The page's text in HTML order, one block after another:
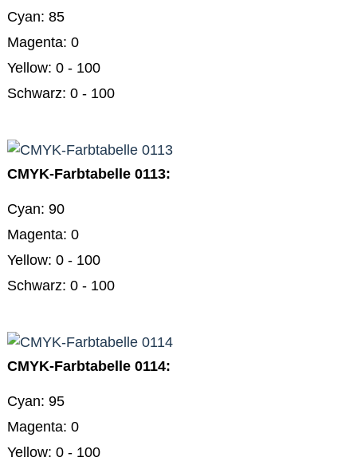
Cyan: 85
Magenta: 0
Yellow: 0 - 100
Schwarz: 0 - 100
CMYK-Farbtabelle 0113:
Cyan: 90
Magenta: 0
Yellow: 0 - 100
Schwarz: 0 - 100
CMYK-Farbtabelle 0114:
Cyan: 95
Magenta: 0
Yellow: 0 - 100